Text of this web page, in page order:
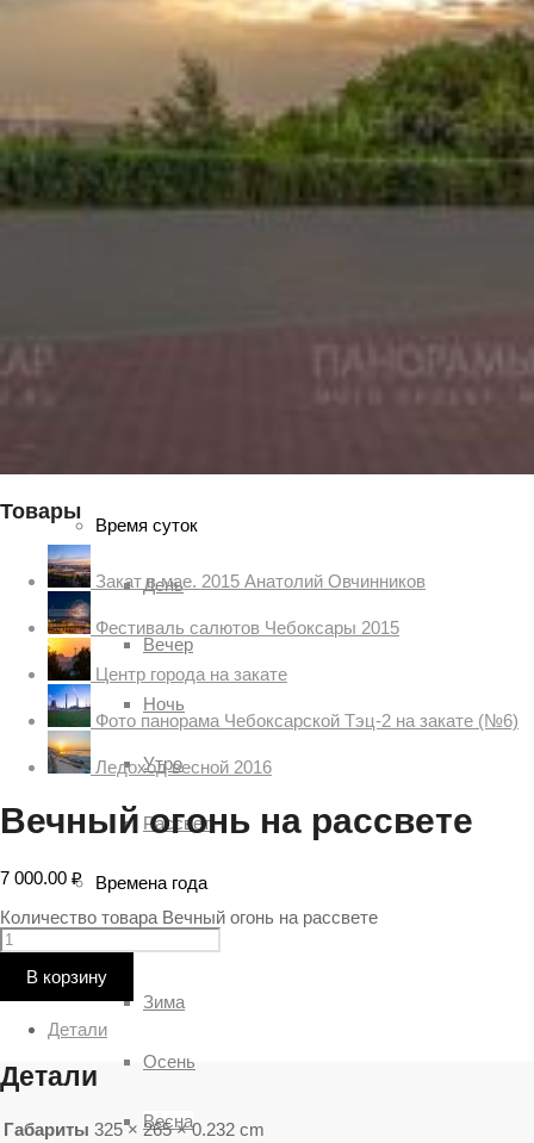
Радуга
Пасмурно
Облачность
Время суток
День
Вечер
Ночь
Утро
Рассвет
Времена года
Зима
Осень
Весна
Товары
Закат в мае. 2015 Анатолий Овчинников
Фестиваль салютов Чебоксары 2015
Центр города на закате
Фото панорама Чебоксарской Тэц-2 на закате (№6)
Ледоход весной 2016
Вечный огонь на рассвете
7 000.00 ₽
Количество товара Вечный огонь на рассвете
В корзину
Детали
Детали
Габариты 325 × 265 × 0.232 cm